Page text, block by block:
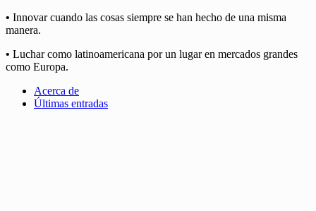
• Innovar cuando las cosas siempre se han hecho de una misma
manera.
• Luchar como latinoamericana por un lugar en mercados grandes
como Europa.
Acerca de
Últimas entradas